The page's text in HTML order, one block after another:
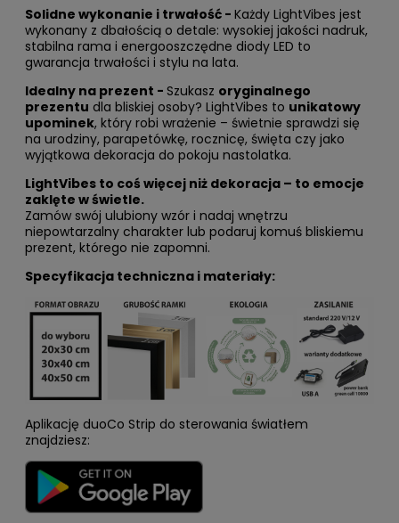
Solidne wykonanie i trwałość - Każdy LightVibes jest
wykonany z dbałością o detale: wysokiej jakości nadruk,
stabilna rama i energooszczędne diody LED to
gwarancja trwałości i stylu na lata.
Idealny na prezent - Szukasz oryginalnego
prezentu dla bliskiej osoby? LightVibes to unikatowy
upominek, który robi wrażenie – świetnie sprawdzi się
na urodziny, parapetówkę, rocznicę, święta czy jako
wyjątkowa dekoracja do pokoju nastolatka.
LightVibes to coś więcej niż dekoracja – to emocje
zaklęte w świetle.
Zamów swój ulubiony wzór i nadaj wnętrzu
niepowtarzalny charakter lub podaruj komuś bliskiemu
prezent, którego nie zapomni.
Specyfikacja techniczna i materiały:
Aplikację duoCo Strip do sterowania światłem
znajdziesz: